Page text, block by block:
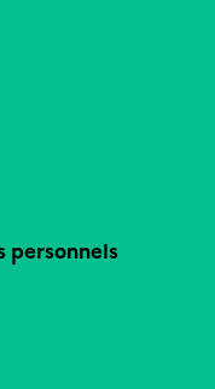
personnels